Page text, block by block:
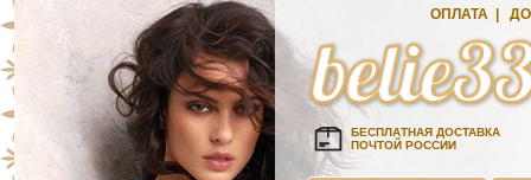
ОПЛАТА
БЕСПЛАТНАЯ ДОСТАВКА
ПОЧТОЙ РОССИИ